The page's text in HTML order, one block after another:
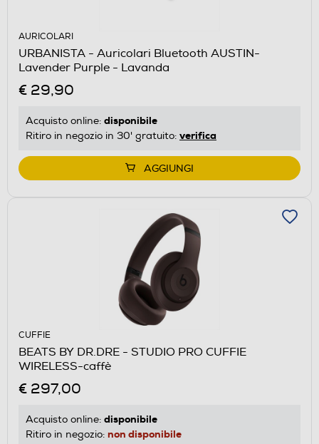
AURICOLARI
URBANISTA - Auricolari Bluetooth AUSTIN-
Lavender Purple - Lavanda
€ 29,90
Acquisto online: disponibile
Ritiro in negozio in 30' gratuito: verifica
AGGIUNGI
CUFFIE
BEATS BY DR.DRE - STUDIO PRO CUFFIE
WIRELESS-caffè
€ 297,00
Acquisto online: disponibile
Ritiro in negozio: non disponibile